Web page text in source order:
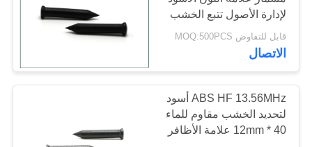
لإدارة الأصول تتبع الخشب
قابل للتفاوض MOQ:500PCS
الاتصال
ABS HF 13.56MHz أسود
لتحديد الخشب مقاوم للماء
40 * 12mm علامة الأظافر